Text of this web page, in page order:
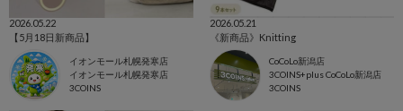
2026.05.22
【5月18日新商品】
イオンモール札幌発寒店
イオンモール札幌発寒店
3COINS
2026.05.21
《新商品》Knitting
CoCoLo新潟店
3COINS+plus CoCoLo新潟店
3COINS